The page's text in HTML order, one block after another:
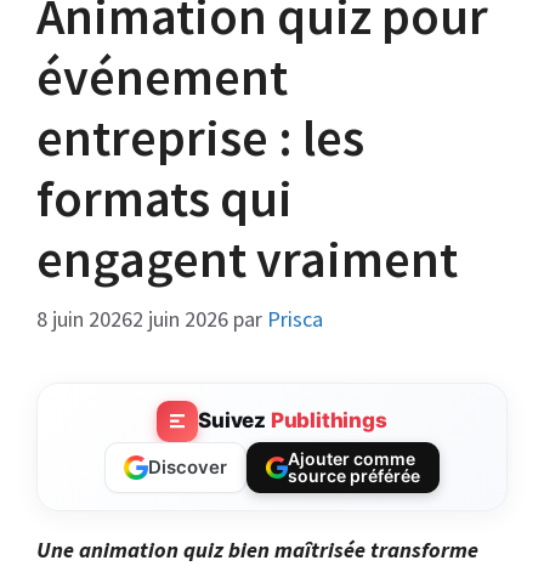
Animation quiz pour
événement
entreprise : les
formats qui
engagent vraiment
8 juin 20262 juin 2026 par Prisca
Suivez Publithings
Discover
Ajouter comme
source préférée
Une animation quiz bien maîtrisée transforme